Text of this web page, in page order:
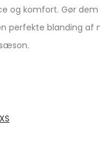
og komfort. Gør
perfekte blanding af
XS